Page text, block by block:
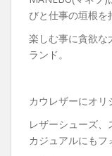
びと仕事の垣根を
楽しむ事に貪欲な
ランド。
カウレザーにオリ
レザーシューズ、
カジュアルにもフ